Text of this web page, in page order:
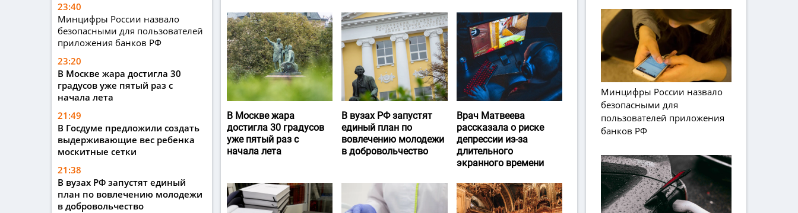
23:40
Минцифры России назвало
безопасными для пользователей
приложения банков РФ
23:20
В Москве жара достигла 30
градусов уже пятый раз с
начала лета
21:49
В Госдуме предложили создать
выдерживающие вес ребенка
москитные сетки
21:38
В вузах РФ запустят единый
план по вовлечению молодежи
в добровольчество
В Москве жара
достигла 30 градусов
уже пятый раз с
начала лета
В вузах РФ запустят
единый план по
вовлечению молодежи
в добровольчество
Врач Матвеева
рассказала о риске
депрессии из-за
длительного
экранного времени
Минцифры России назвало
безопасными для
пользователей приложения
банков РФ